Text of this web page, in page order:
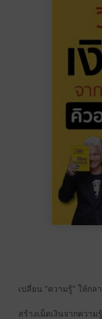
เปลี่ยน "ความรู้" ให้กล
สร้างเม็ดเงินจากควา